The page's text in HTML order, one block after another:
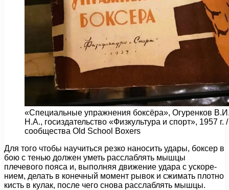
«Специальные упражнения боксёра», Огуренков
Н.А., госиздательство «Физкультура и спорт», 1957 г.
сообщества Old School Boxers
Для того чтобы научиться резко наносить удары, бок­сер в
бою с тенью должен уметь расслаблять мышцы
плечевого пояса и, выполняя движение удара с ускоре­
нием, делать в конечный момент рывок и сжимать плот­но
кисть в кулак, после чего снова расслаблять мышцы.